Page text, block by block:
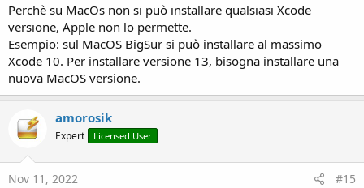
Perchè su MacOs non si può installare qualsiasi Xcode
versione, Apple non lo permette.
Esempio: sul MacOS BigSur si può installare al massimo
Xcode 10. Per installare versione 13, bisogna installare una
nuova MacOS versione.
amorosik
Expert Licensed User
Nov 11, 2022 #15